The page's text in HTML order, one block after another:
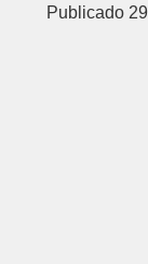
Publicado